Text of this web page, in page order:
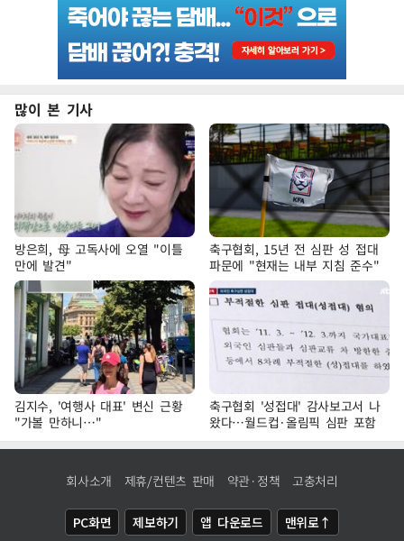
많이 본 기사
방은희, 母 고독사에 오열 "이틀
만에 발견"
축구협회, 15년 전 심판 성 접대
파문에 "현재는 내부 지침 준수"
김지수, '여행사 대표' 변신 근황
"가볼 만하니…"
축구협회 '성접대' 감사보고서 나
왔다…월드컵·올림픽 심판 포함
회사소개 제휴/컨텐츠 판매 약관·정책 고충처리
PC화면 제보하기 앱 다운로드 맨위로↑